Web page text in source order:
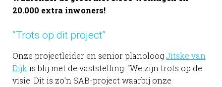
20.000 extra inwoners!
“Trots op dit project”
Onze projectleider en senior planoloogJitske van
Dijk is blij met de vaststelling. “We zijn trots op de
visie. Dit is zo’n SAB-project waarbij onze